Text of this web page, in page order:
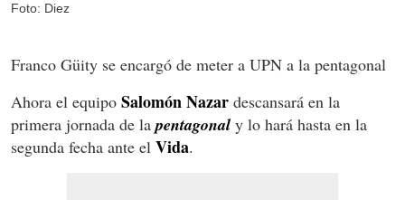
Foto: Diez
Franco Güity se encargó de meter a UPN a la pentagonal
Ahora el equipo Salomón Nazar descansará en la
primera jornada de lapentagonal y lo hará hasta en la
segunda fecha ante el Vida.